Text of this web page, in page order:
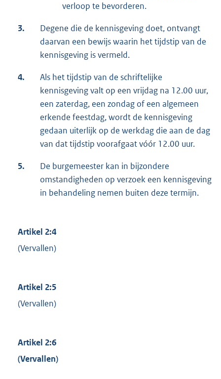
verloop te bevorderen.
3.
Degene die de kennisgeving doet, ontvangt
daarvan een bewijs waarin het tijdstip van de
kennisgeving is vermeld.
4.
Als het tijdstip van de schriftelijke
kennisgeving valt op een vrijdag na 12.00 uur,
een zaterdag, een zondag of een algemeen
erkende feestdag, wordt de kennisgeving
gedaan uiterlijk op de werkdag die aan de dag
van dat tijdstip voorafgaat vóór 12.00 uur.
5.
De burgemeester kan in bijzondere
omstandigheden op verzoek een kennisgeving
in behandeling nemen buiten deze termijn.
Artikel 2:4
(Vervallen)
Artikel 2:5
(Vervallen)
Artikel 2:6
(Vervallen)